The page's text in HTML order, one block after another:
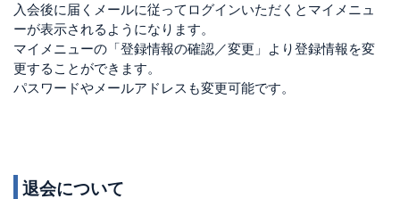
入会後に届くメールに従ってログインいただくとマイメニュ
ーが表示されるようになります。
マイメニューの「登録情報の確認／変更」より登録情報を変
更することができます。
パスワードやメールアドレスも変更可能です。
退会について